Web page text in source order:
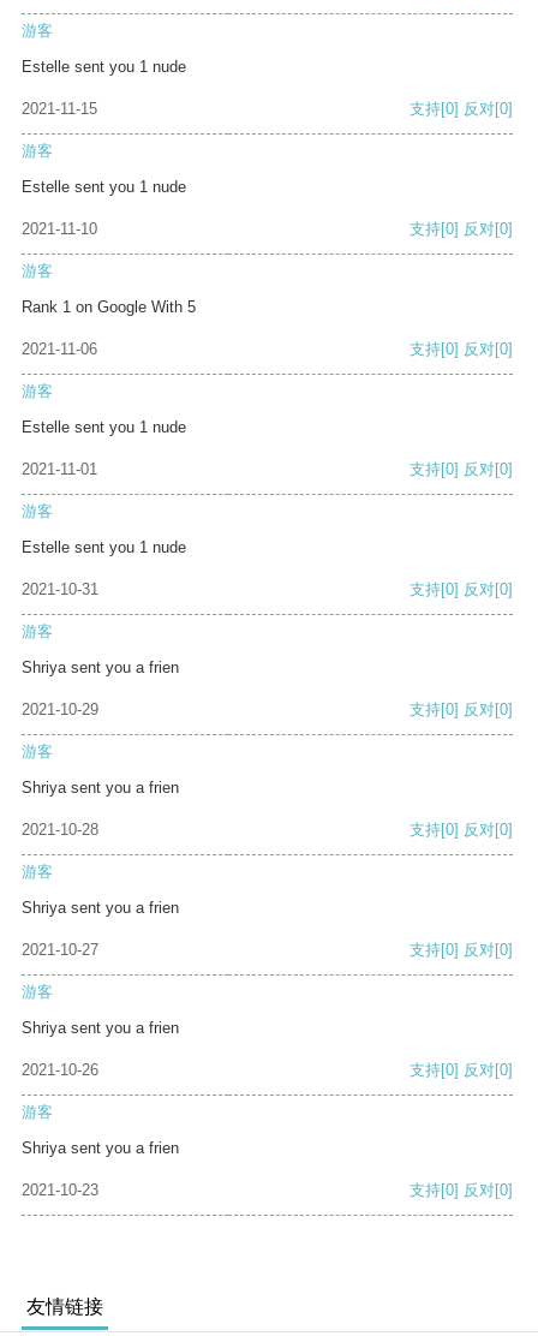
游客
Estelle sent you 1 nude
2021-11-15 支持[0] 反对[0]
游客
Estelle sent you 1 nude
2021-11-10 支持[0] 反对[0]
游客
Rank 1 on Google With 5
2021-11-06 支持[0] 反对[0]
游客
Estelle sent you 1 nude
2021-11-01 支持[0] 反对[0]
游客
Estelle sent you 1 nude
2021-10-31 支持[0] 反对[0]
游客
Shriya sent you a frien
2021-10-29 支持[0] 反对[0]
游客
Shriya sent you a frien
2021-10-28 支持[0] 反对[0]
游客
Shriya sent you a frien
2021-10-27 支持[0] 反对[0]
游客
Shriya sent you a frien
2021-10-26 支持[0] 反对[0]
游客
Shriya sent you a frien
2021-10-23 支持[0] 反对[0]
友情链接